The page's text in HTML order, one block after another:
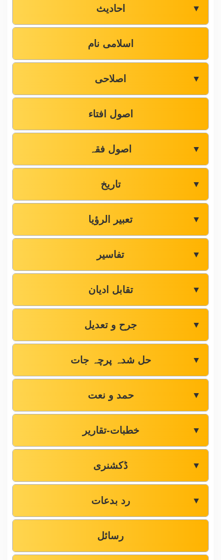
احادیث ▼
اسلامی نام
اصلاحی ▼
اصول افتاء
اصول فقہ ▼
تاریخ ▼
تعبیر الرؤیا ▼
تفاسیر ▼
تقابل ادیان ▼
جرح و تعدیل ▼
حل شدہ پرچہ جات ▼
حمد و نعت ▼
خطبات-تقاریر ▼
ڈکشنری ▼
رد بدعات ▼
رسائل